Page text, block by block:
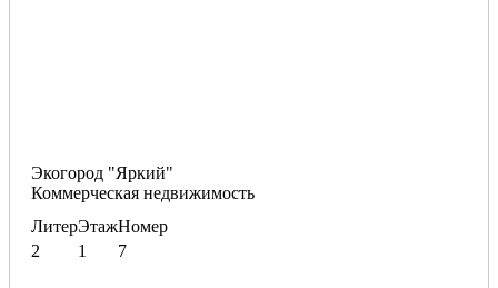
Экогород "Яркий"
Коммерческая недвижимость
Литер
2
Этаж
1
Номер
7